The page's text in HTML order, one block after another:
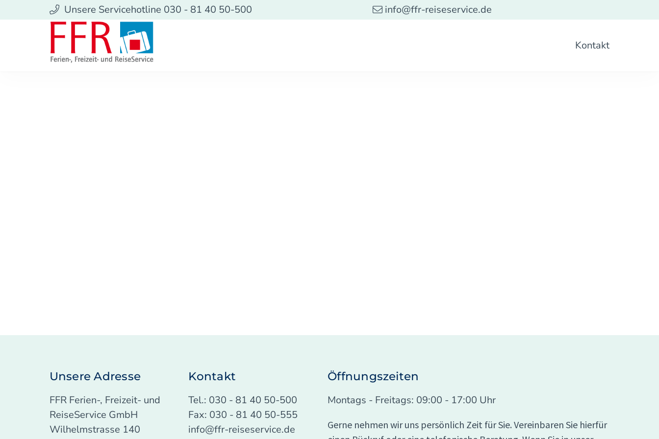
Unsere Servicehotline 030 - 81 40 50-500 info@ffr-reiseservice.de
Kontakt
Unsere Adresse
FFR Ferien-, Freizeit- und
ReiseService GmbH
Wilhelmstrasse 140
Kontakt
Tel.: 030 - 81 40 50-500
Fax: 030 - 81 40 50-555
info@ffr-reiseservice.de
Öffnungszeiten
Montags - Freitags: 09:00 - 17:00 Uhr
Gerne nehmen wir uns persönlich Zeit für Sie. Vereinbaren Sie hierfür